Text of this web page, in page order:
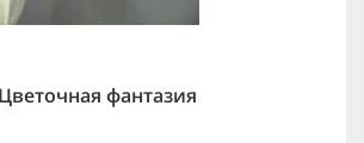
Цветочная фантазия